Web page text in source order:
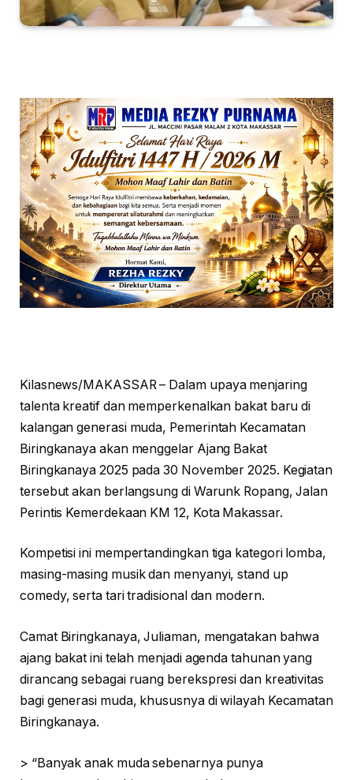
Kilasnews/MAKASSAR – Dalam upaya menjaring
talenta kreatif dan memperkenalkan bakat baru di
kalangan generasi muda, Pemerintah Kecamatan
Biringkanaya akan menggelar Ajang Bakat
Biringkanaya 2025 pada 30 November 2025. Kegiatan
tersebut akan berlangsung di Warunk Ropang, Jalan
Perintis Kemerdekaan KM 12, Kota Makassar.
Kompetisi ini mempertandingkan tiga kategori lomba,
masing-masing musik dan menyanyi, stand up
comedy, serta tari tradisional dan modern.
Camat Biringkanaya, Juliaman, mengatakan bahwa
ajang bakat ini telah menjadi agenda tahunan yang
dirancang sebagai ruang berekspresi dan kreativitas
bagi generasi muda, khususnya di wilayah Kecamatan
Biringkanaya.
> “Banyak anak muda sebenarnya punya